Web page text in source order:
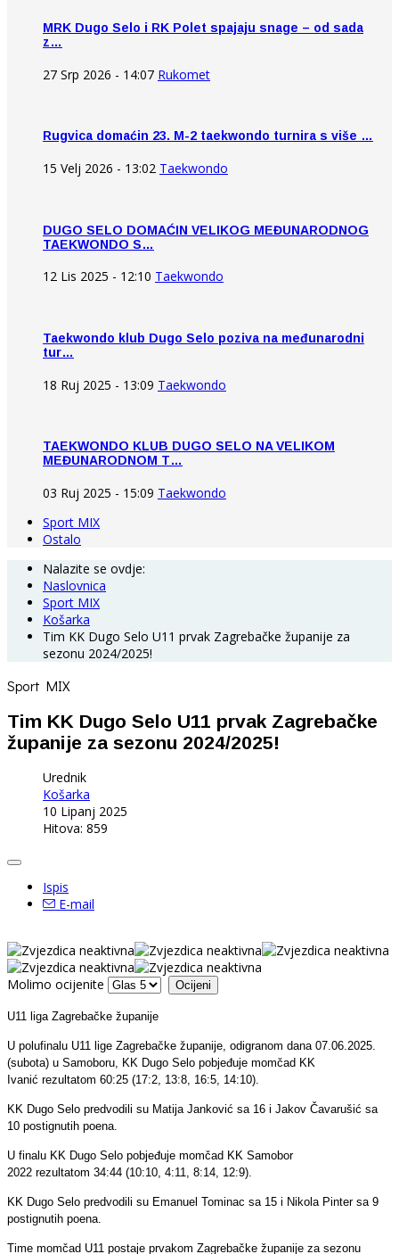
MRK Dugo Selo i RK Polet spajaju snage – od sada
z…
27 Srp 2026 - 14:07 Rukomet
Rugvica domaćin 23. M-2 taekwondo turnira s više …
15 Velj 2026 - 13:02 Taekwondo
DUGO SELO DOMAĆIN VELIKOG MEĐUNARODNOG
TAEKWONDO S…
12 Lis 2025 - 12:10 Taekwondo
Taekwondo klub Dugo Selo poziva na međunarodni
tur…
18 Ruj 2025 - 13:09 Taekwondo
TAEKWONDO KLUB DUGO SELO NA VELIKOM
MEĐUNARODNOM T…
03 Ruj 2025 - 15:09 Taekwondo
Sport MIX
Ostalo
Nalazite se ovdje:
Naslovnica
Sport MIX
Košarka
Tim KK Dugo Selo U11 prvak Zagrebačke županije za
sezonu 2024/2025!
Sport MIX
Tim KK Dugo Selo U11 prvak Zagrebačke
županije za sezonu 2024/2025!
Urednik
Košarka
10 Lipanj 2025
Hitova: 859
Ispis
E-mail
Molimo ocijenite
U11 liga Zagrebačke županije
U polufinalu U11 lige Zagrebačke županije, odigranom dana 07.06.2025.
(subota) u Samoboru, KK Dugo Selo pobjeđuje momčad KK
Ivanić rezultatom 60:25 (17:2, 13:8, 16:5, 14:10).
KK Dugo Selo predvodili su Matija Janković sa 16 i Jakov Čavarušić sa
10 postignutih poena.
U finalu KK Dugo Selo pobjeđuje momčad KK Samobor
2022 rezultatom 34:44 (10:10, 4:11, 8:14, 12:9).
KK Dugo Selo predvodili su Emanuel Tominac sa 15 i Nikola Pinter sa 9
postignutih poena.
Time momčad U11 postaje prvakom Zagrebačke županije za sezonu